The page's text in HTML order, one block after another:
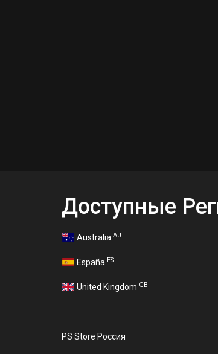
Доступные
Australia AU
España ES
United Kingdom GB
PS Store Россия